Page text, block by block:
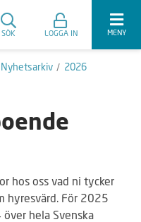
SÖK LOGGA IN MENY
Nyhetsarkiv
2026
hos oss vad ni tycker
hyresvärd. För 2025
hela Svenska